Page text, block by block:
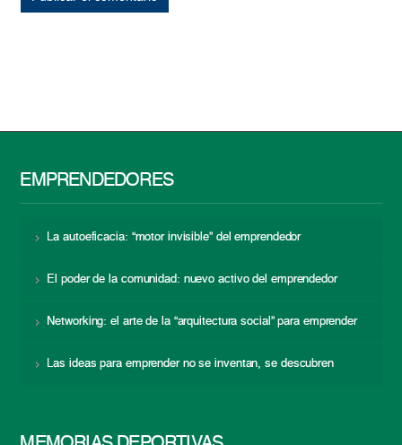
EMPRENDEDORES
La autoeficacia: “motor invisible” del emprendedor
El poder de la comunidad: nuevo activo del emprendedor
Networking: el arte de la “arquitectura social” para emprender
Las ideas para emprender no se inventan, se descubren